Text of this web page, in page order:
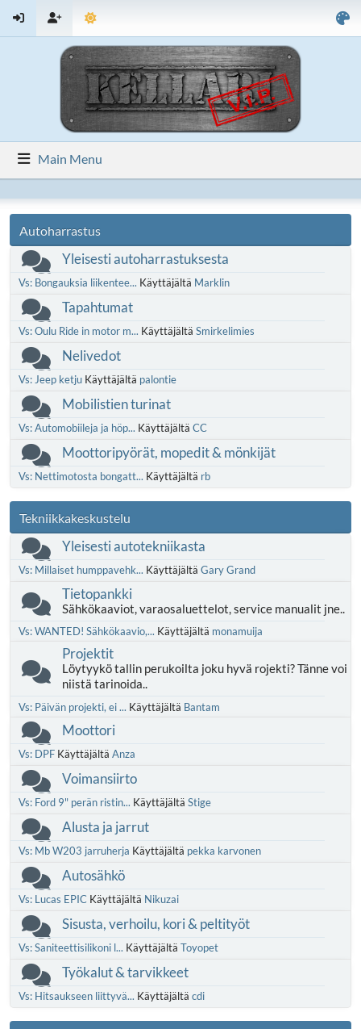
Main Menu
Autoharrastus
Yleisesti autoharrastuksesta
Vs: Bongauksia liikentee... Käyttäjältä Marklin
Tapahtumat
Vs: Oulu Ride in motor m... Käyttäjältä Smirkelimies
Nelivedot
Vs: Jeep ketju Käyttäjältä palontie
Mobilistien turinat
Vs: Automobiileja ja höp... Käyttäjältä CC
Moottoripyörät, mopedit & mönkijät
Vs: Nettimotosta bongatt... Käyttäjältä rb
Tekniikkakeskustelu
Yleisesti autotekniikasta
Vs: Millaiset humppavehk... Käyttäjältä Gary Grand
Tietopankki
Sähkökaaviot, varaosaluettelot, service manualit jne..
Vs: WANTED! Sähkökaavio,... Käyttäjältä monamuija
Projektit
Löytyykö tallin perukoilta joku hyvä rojekti? Tänne voi
niistä tarinoida..
Vs: Päivän projekti, ei ... Käyttäjältä Bantam
Moottori
Vs: DPF Käyttäjältä Anza
Voimansiirto
Vs: Ford 9" perän ristin... Käyttäjältä Stige
Alusta ja jarrut
Vs: Mb W203 jarruherja Käyttäjältä pekka karvonen
Autosähkö
Vs: Lucas EPIC Käyttäjältä Nikuzai
Sisusta, verhoilu, kori & peltityöt
Vs: Saniteettisilikoni l... Käyttäjältä Toyopet
Työkalut & tarvikkeet
Vs: Hitsaukseen liittyvä... Käyttäjältä cdi